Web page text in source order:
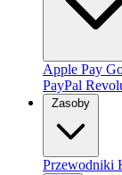
Apple Pay
PayPal
Zasoby
Przewodniki